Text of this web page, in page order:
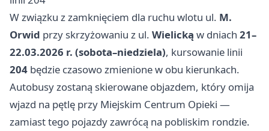
W związku z zamknięciem dla ruchu wlotu ul. M.
Orwid przy skrzyżowaniu z ul. Wielicką w dniach 21–
22.03.2026 r. (sobota–niedziela), kursowanie linii
204 będzie czasowo zmienione w obu kierunkach.
Autobusy zostaną skierowane objazdem, który omija
wjazd na pętlę przy Miejskim Centrum Opieki —
zamiast tego pojazdy zawrócą na pobliskim rondzie.